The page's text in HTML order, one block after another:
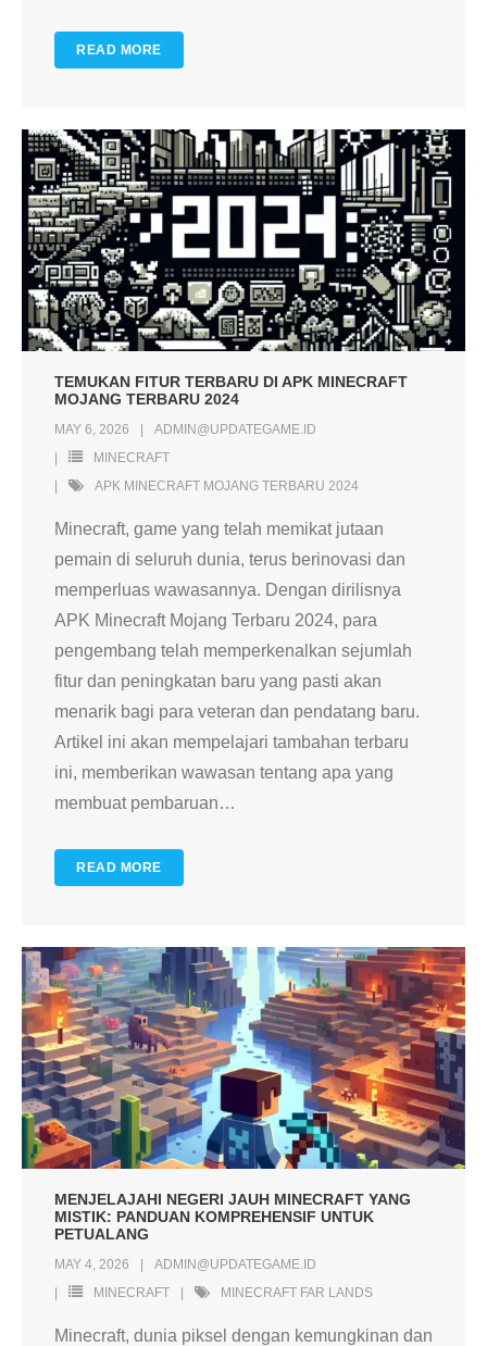
READ MORE
TEMUKAN FITUR TERBARU DI APK MINECRAFT
MOJANG TERBARU 2024
MAY 6, 2026
ADMIN@UPDATEGAME.ID
MINECRAFT
APK MINECRAFT MOJANG TERBARU 2024
Minecraft, game yang telah memikat jutaan
pemain di seluruh dunia, terus berinovasi dan
memperluas wawasannya. Dengan dirilisnya
APK Minecraft Mojang Terbaru 2024, para
pengembang telah memperkenalkan sejumlah
fitur dan peningkatan baru yang pasti akan
menarik bagi para veteran dan pendatang baru.
Artikel ini akan mempelajari tambahan terbaru
ini, memberikan wawasan tentang apa yang
membuat pembaruan…
READ MORE
MENJELAJAHI NEGERI JAUH MINECRAFT YANG
MISTIK: PANDUAN KOMPREHENSIF UNTUK
PETUALANG
MAY 4, 2026
ADMIN@UPDATEGAME.ID
MINECRAFT
MINECRAFT FAR LANDS
Minecraft, dunia piksel dengan kemungkinan dan